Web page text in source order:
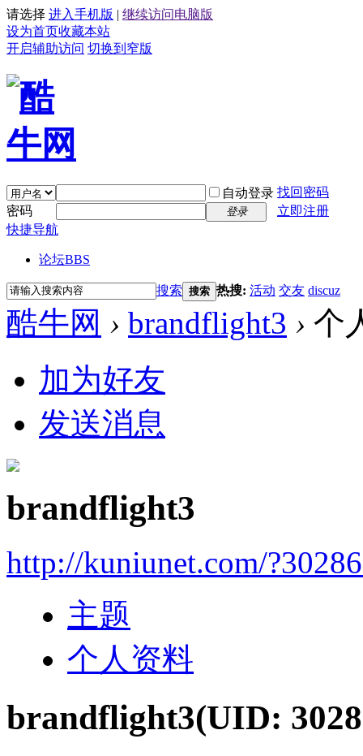
请选择 进入手机版 | 继续访问电脑版
设为首页收藏本站
开启辅助访问 切换到窄版
自动登录 找回密码
密码
登录
立即注册
快捷导航
论坛BBS
搜索 搜索 热搜: 活动 交友 discuz
酷牛网 › brandflight3 › 个
加为好友
发送消息
brandflight3
http://kuniunet.com/
主题
个人资料
brandflight3(UID: